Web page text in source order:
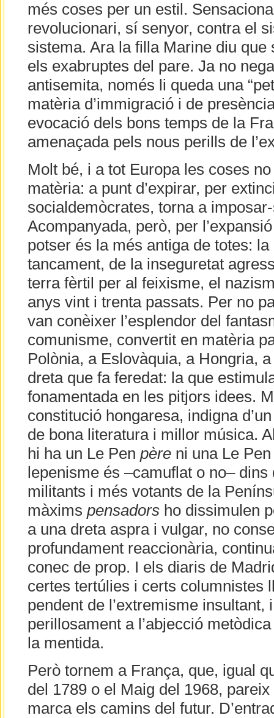
més coses per un estil.
revolucionari, sí senyor, contra el
sistema. Ara la filla Marine diu que
els exabruptes del pare. Ja no
antisemita, només li queda una
matèria d’immigració i de
evocació dels bons temps de la
amenaçada pels nous perills de
Molt bé, i a tot Europa les coses
matèria: a punt d’expirar, per
socialdemòcrates, torna a
Acompanyada, però, per
potser és la més antiga de totes:
tancament, de la inseguretat
terra fèrtil per al feixisme, el
anys vint i trenta passats. Per no
van conèixer l’esplendor del
comunisme, convertit en matèria
Polònia, a Eslovàquia, a Hongria,
dreta que fa feredat: la que
fonamentada en les pitjors idees.
constitució hongaresa, indigna
de bona literatura i millor música.
hi ha un Le Pen pèreni una Le
lepenisme és –camuflat o no–
militants i més votants de la
màxims pensadorsho dissimulen
a una dreta aspra i vulgar, no
profundament reaccionària,
conec de prop. I els diaris de
certes tertúlies i certs columnistes
pendent de l’extremisme insultant,
perillosament a l’abjecció
la mentida.
Però tornem a França, que, igual
del 1789 o el Maig del 1968,
marca els camins del futur.